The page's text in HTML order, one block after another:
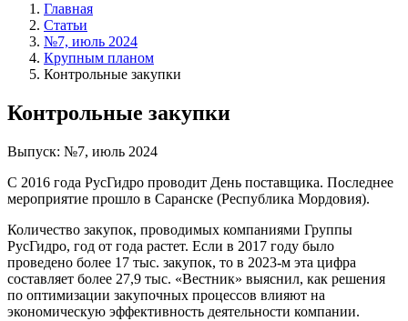
Главная
Статьи
№7, июль 2024
Крупным планом
Контрольные закупки
Контрольные закупки
Выпуск: №7, июль 2024
С 2016 года РусГидро проводит День поставщика. Последнее
мероприятие прошло в Саранске (Республика Мордовия).
Количество закупок, проводимых компаниями Группы
РусГидро, год от года растет. Если в 2017 году было
проведено более 17 тыс. закупок, то в 2023-м эта цифра
составляет более 27,9 тыс. «Вестник» выяснил, как решения
по оптимизации закупочных процессов влияют на
экономическую эффективность деятельности компании.